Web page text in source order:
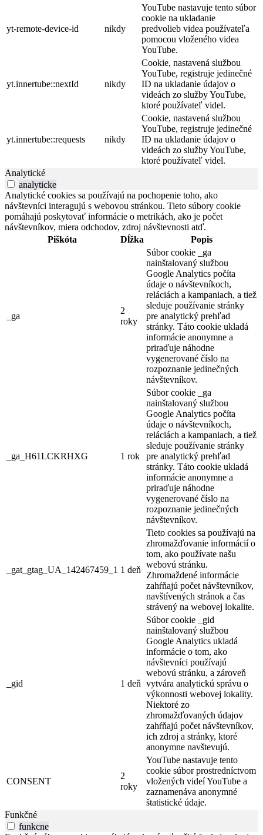
yt-remote-device-id nikdy
YouTube nastavuje tento súbor
cookie na ukladanie
predvolieb videa používateľa
pomocou vloženého videa
YouTube.
yt.innertube::nextId nikdy
Cookie, nastavená službou
YouTube, registruje jedinečné
ID na ukladanie údajov o
videách zo služby YouTube,
ktoré používateľ videl.
yt.innertube::requests nikdy
Cookie, nastavená službou
YouTube, registruje jedinečné
ID na ukladanie údajov o
videách zo služby YouTube,
ktoré používateľ videl.
Analytické
analyticke
Analytické cookies sa používajú na pochopenie toho, ako
návštevníci interagujú s webovou stránkou. Tieto súbory cookie
pomáhajú poskytovať informácie o metrikách, ako je počet
návštevníkov, miera odchodov, zdroj návštevnosti atď.
Piškóta
Dĺžka Popis
_ga
2
roky
Súbor cookie _ga
nainštalovaný službou
Google Analytics počíta
údaje o návštevníkoch,
reláciách a kampaniach, a tiež
sleduje používanie stránky
pre analytický prehľad
stránky. Táto cookie ukladá
informácie anonymne a
priraďuje náhodne
vygenerované číslo na
rozpoznanie jedinečných
návštevníkov.
_ga_H61LCKRHXG 1 rok
Súbor cookie _ga
nainštalovaný službou
Google Analytics počíta
údaje o návštevníkoch,
reláciách a kampaniach, a tiež
sleduje používanie stránky
pre analytický prehľad
stránky. Táto cookie ukladá
informácie anonymne a
priraďuje náhodne
vygenerované číslo na
rozpoznanie jedinečných
návštevníkov.
_gat_gtag_UA_142467459_1 1 deň
Tieto cookies sa používajú na
zhromažďovanie informácií o
tom, ako používate našu
webovú stránku.
Zhromaždené informácie
zahŕňajú počet návštevníkov,
navštívených stránok a čas
strávený na webovej lokalite.
_gid 1 deň
Súbor cookie _gid
nainštalovaný službou
Google Analytics ukladá
informácie o tom, ako
návštevníci používajú
webovú stránku, a zároveň
vytvára analytickú správu o
výkonnosti webovej lokality.
Niektoré zo
zhromažďovaných údajov
zahŕňajú počet návštevníkov,
ich zdroj a stránky, ktoré
anonymne navštevujú.
CONSENT
2
roky
YouTube nastavuje tento
cookie súbor prostredníctvom
vložených videí YouTube a
zaznamenáva anonymné
štatistické údaje.
Funkčné
funkcne